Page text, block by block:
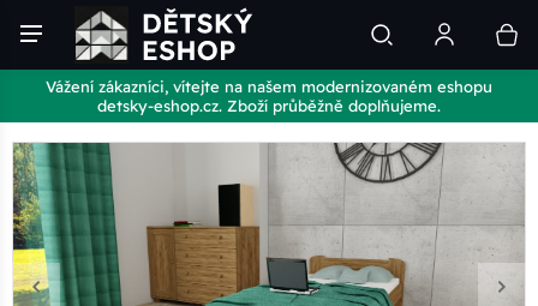
Vážení zákazníci, vítejte na našem modernizovaném eshopu
detsky-eshop.cz. Zboží průběžně doplňujeme.